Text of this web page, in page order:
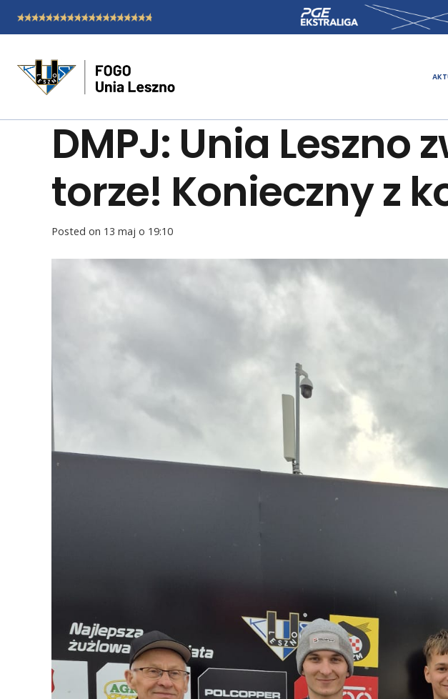
DMPJ: Unia Leszno
torze! Konieczny z
Posted on 13 maj o 19:10